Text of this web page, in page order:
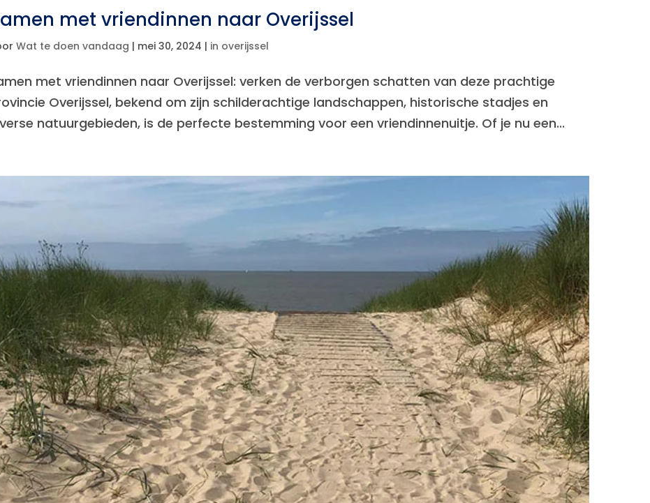
met vriendinnen naar Overijssel
Wat te doen vandaag | mei 30, 2024 | in overijssel
met vriendinnen naar Overijssel: verken de verborgen schatten van deze prachtige
Overijssel, bekend om zijn schilderachtige landschappen, historische stadjes en
natuurgebieden, is de perfecte bestemming voor een vriendinnenuitje. Of je nu een...